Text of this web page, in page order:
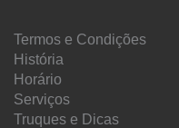
Termos e Condições
História
Horário
Serviços
Truques e Dicas